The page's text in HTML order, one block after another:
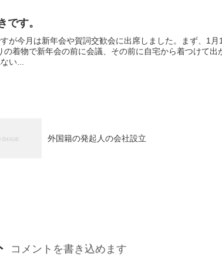
です。
が今月は新年会や賀詞交歓会に出席しました。まず、1
の着物で新年会の前に会議、その前に自宅から着つけて
い...
外国籍の発起人の会社設立
コメントを書き込めます